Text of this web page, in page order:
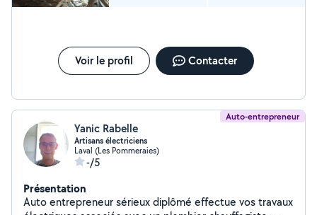
Voir le profil Contacter
Auto-entrepreneur
Yanic Rabelle
Artisans électriciens
Laval (Les Pommeraies)
-/5
Présentation
Auto entrepreneur sérieux diplômé effectue vos travaux